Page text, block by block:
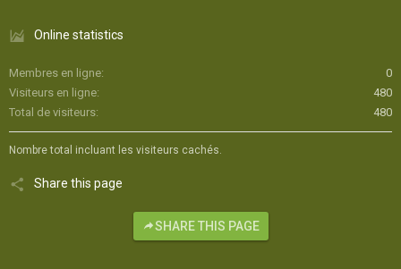
Online statistics
Membres en ligne
0
Visiteurs en ligne
480
Total de visiteurs
480
Nombre total incluant les visiteurs cachés.
Share this page
SHARE THIS PAGE